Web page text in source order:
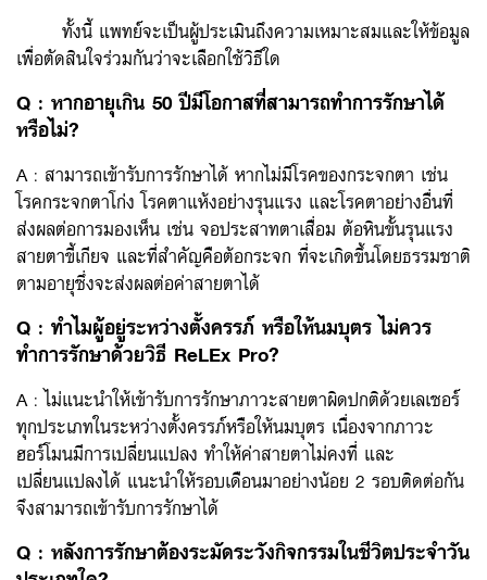
ทั้งนี้ แพทย์จะเป็นผู้ประเมินถึงความเหมาะสมและให้ข้อมูล
เพื่อตัดสินใจร่วมกันว่าจะเลือกใช้วิธีใด
Q : หากอายุเกิน 50 ปีมีโอกาสที่สามารถทำการรักษาได้
หรือไม่?
A : สามารถเข้ารับการรักษาได้ หากไม่มีโรคของกระจกตา เช่น
โรคกระจกตาโก่ง โรคตาแห้งอย่างรุนแรง และโรคตาอย่างอื่นที่
ส่งผลต่อการมองเห็น เช่น จอประสาทตาเสื่อม ต้อหินขั้นรุนแรง
สายตาขี้เกียจ และที่สำคัญคือต้อกระจก ที่จะเกิดขึ้นโดยธรรมชาติ
ตามอายุซึ่งจะส่งผลต่อค่าสายตาได้
Q : ทำไมผู้อยู่ระหว่างตั้งครรภ์ หรือให้นมบุตร ไม่ควร
ทำการรักษาด้วยวิธี ReLEx Pro?
A : ไม่แนะนำให้เข้ารับการรักษาภาวะสายตาผิดปกติด้วยเลเซอร์
ทุกประเภทในระหว่างตั้งครรภ์หรือให้นมบุตร เนื่องจากภาวะ
ฮอร์โมนมีการเปลี่ยนแปลง ทำให้ค่าสายตาไม่คงที่ และ
เปลี่ยนแปลงได้ แนะนำให้รอบเดือนมาอย่างน้อย 2 รอบติดต่อกัน
จึงสามารถเข้ารับการรักษาได้
Q : หลังการรักษาต้องระมัดระวังกิจกรรมในชีวิตประจำวัน